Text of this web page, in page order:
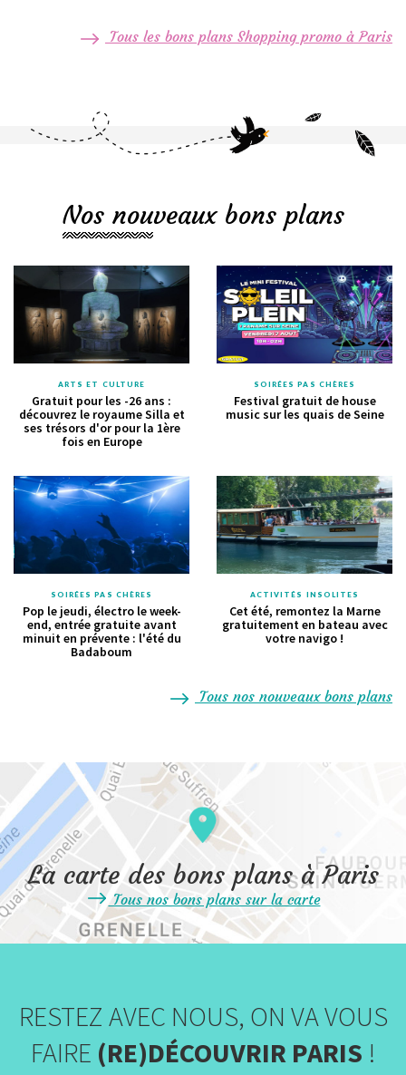
Tous les bons plans Shopping promo à Paris
Nos nouveaux bons plans
ARTS ET CULTURE
Gratuit pour les -26 ans :
découvrez le royaume Silla et
ses trésors d'or pour la 1ère
fois en Europe
SOIRÉES PAS CHÈRES
Festival gratuit de house
music sur les quais de Seine
SOIRÉES PAS CHÈRES
Pop le jeudi, électro le week-
end, entrée gratuite avant
minuit en prévente : l'été du
Badaboum
ACTIVITÉS INSOLITES
Cet été, remontez la Marne
gratuitement en bateau avec
votre navigo !
Tous nos nouveaux bons plans
La carte des bons plans à Paris
Tous nos bons plans sur la carte
RESTEZ AVEC NOUS, ON VA VOUS
FAIRE (RE)DÉCOUVRIR PARIS !